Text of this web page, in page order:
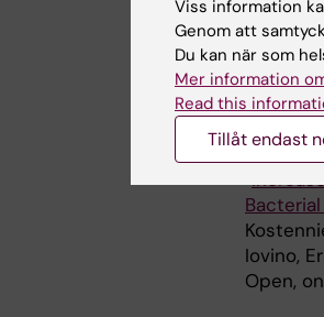
kliniken,
“
Iovino,
Open,
Viss information
Genom att
Du kan när som
Mer information
Read this
Tillåt endast